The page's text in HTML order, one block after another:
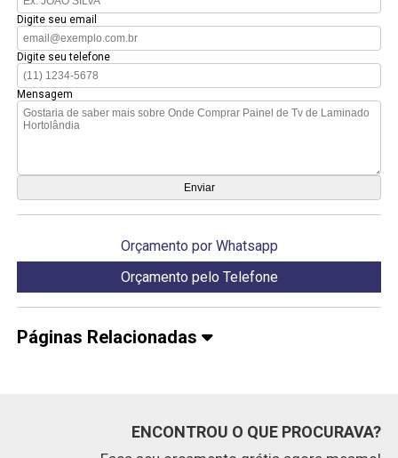
Digite seu email
Digite seu telefone
Mensagem
Orçamento por Whatsapp
Orçamento pelo Telefone
Páginas Relacionadas
ENCONTROU O QUE PROCURAVA?